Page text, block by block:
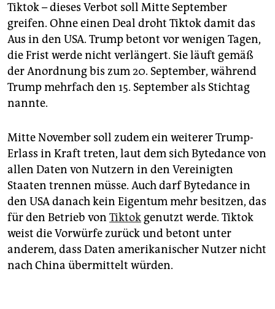
Tiktok – dieses Verbot soll Mitte September
greifen. Ohne einen Deal droht Tiktok damit das
Aus in den USA. Trump betont vor wenigen Tagen,
die Frist werde nicht verlängert. Sie läuft gemäß
der Anordnung bis zum 20. September, während
Trump mehrfach den 15. September als Stichtag
nannte.
Mitte November soll zudem ein weiterer Trump-
Erlass in Kraft treten, laut dem sich Bytedance von
allen Daten von Nutzern in den Vereinigten
Staaten trennen müsse. Auch darf Bytedance in
den USA danach kein Eigentum mehr besitzen, das
für den Betrieb von Tiktok genutzt werde. Tiktok
weist die Vorwürfe zurück und betont unter
anderem, dass Daten amerikanischer Nutzer nicht
nach China übermittelt würden.